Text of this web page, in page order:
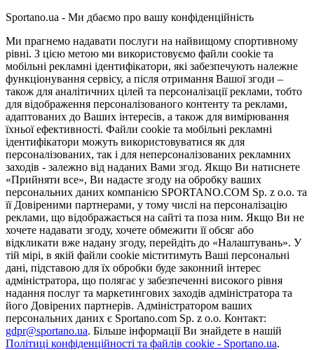
Sportano.ua - Ми дбаємо про вашу конфіденційність
Ми прагнемо надавати послуги на найвищому спортивному
рівні. З цією метою ми використовуємо файли cookie та
мобільні рекламні ідентифікатори, які забезпечують належне
функціонування сервісу, а після отримання Вашої згоди –
також для аналітичних цілей та персоналізації реклами, тобто
для відображення персоналізованого контенту та реклами,
адаптованих до Ваших інтересів, а також для вимірювання
їхньої ефективності. Файли cookie та мобільні рекламні
ідентифікатори можуть використовуватися як для
персоналізованих, так і для неперсоналізованих рекламних
заходів - залежно від наданих Вами згод. Якщо Ви натиснете
«Прийняти все», Ви надасте згоду на обробку ваших
персональних даних компанією SPORTANO.COM Sp. z o.o. та
її Довіреними партнерами, у тому числі на персоналізацію
реклами, що відображається на сайті та поза ним. Якщо Ви не
хочете надавати згоду, хочете обмежити її обсяг або
відкликати вже надану згоду, перейдіть до «Налаштувань». У
тій мірі, в якій файли cookie міститимуть Ваші персональні
дані, підставою для їх обробки буде законний інтерес
адміністратора, що полягає у забезпеченні високого рівня
надання послуг та маркетингових заходів адміністратора та
його Довірених партнерів. Адміністратором ваших
персональних даних є Sportano.com Sp. z o.o. Контакт:
gdpr@sportano.ua. Більше інформації Ви знайдете в нашій
Політиці конфіденційності та файлів cookie - Sportano.ua.